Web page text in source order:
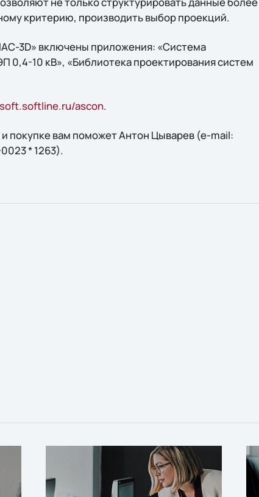
критерию, производить выбор проекций.
3D» включены приложения: «Система
0,4-10 кВ», «Библиотека проектирования систем
ascon.
покупке вам поможет Антон Цыварев (e-mail:
* 1263).